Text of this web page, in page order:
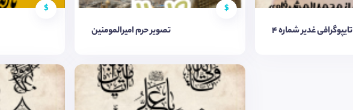
$ $
تصویر حرم امیرالمومنین تایپوگرافی غدیر شماره ۴